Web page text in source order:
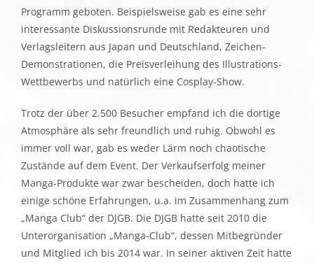
Programm geboten. Beispielsweise gab es eine sehr
interessante Diskussionsrunde mit Redakteuren und
Verlagsleitern aus Japan und Deutschland, Zeichen-
Demonstrationen, die Preisverleihung des Illustrations-
Wettbewerbs und natürlich eine Cosplay-Show.
Trotz der über 2.500 Besucher empfand ich die dortige
Atmosphäre als sehr freundlich und ruhig. Obwohl es
immer voll war, gab es weder Lärm noch chaotische
Zustände auf dem Event. Der Verkaufserfolg meiner
Manga-Produkte war zwar bescheiden, doch hatte ich
einige schöne Erfahrungen, u.a. im Zusammenhang zum
„Manga Club“ der DJGB. Die DJGB hatte seit 2010 die
Unterorganisation „Manga-Club“, dessen Mitbegründer
und Mitglied ich bis 2014 war. In seiner aktiven Zeit hatte